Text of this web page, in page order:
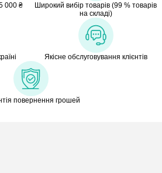
000 ₴
Широкий вибір товарів (99 % товарів
на складі)
Якісне обслуговування клієнтів
повернення грошей